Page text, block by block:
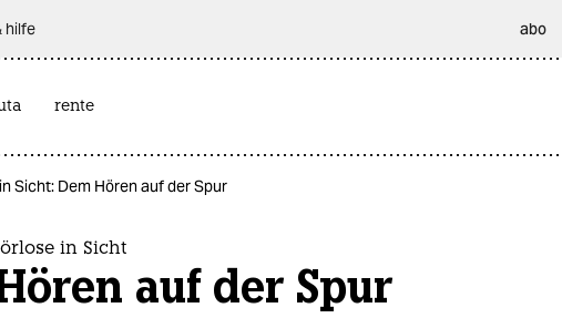
hilfe abo
rente
Sicht: Dem Hören auf der Spur
in Sicht
auf der Spur